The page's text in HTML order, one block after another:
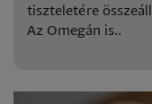
tiszteletére
Az Omegán is..